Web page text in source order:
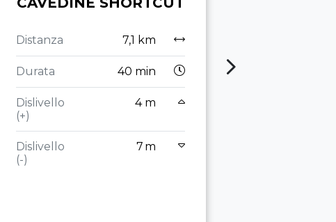
Distanza 7,1 km
Durata 40 min
Dislivello
(+)
4 m
Dislivello
(-)
7 m